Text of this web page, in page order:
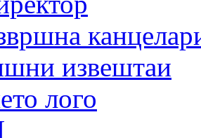
извештаи
лого